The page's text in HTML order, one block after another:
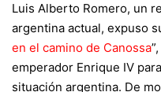
Luis Alberto Romero, un
argentina actual, expuso
en el camino de Canossa”
emperador Enrique IV
situación argentina. De